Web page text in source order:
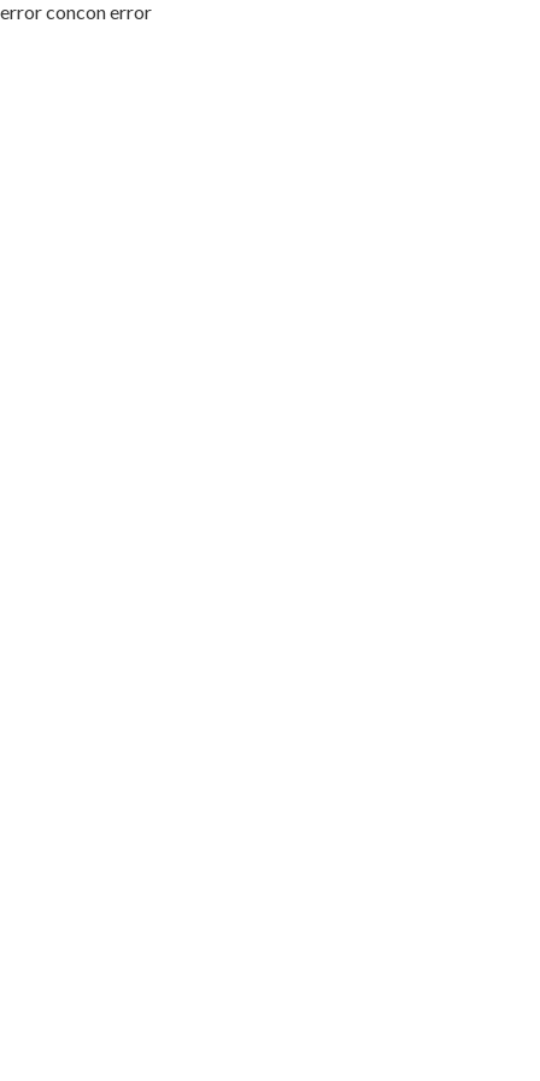
error concon error